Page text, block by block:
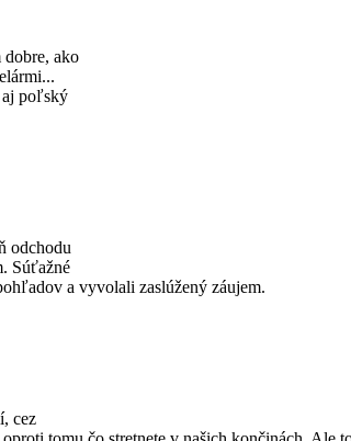
ako
aj poľský
odchodu
Súťažné
a vyvolali zaslúžený záujem.
cez